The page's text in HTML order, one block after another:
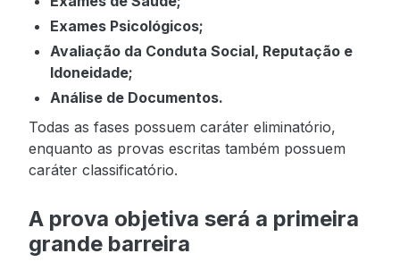
Exames Psicológicos;
Avaliação da Conduta Social, Reputação e
Idoneidade;
Análise de Documentos.
Todas as fases possuem caráter eliminatório,
enquanto as provas escritas também possuem
caráter classificatório.
A prova objetiva será a primeira
grande barreira